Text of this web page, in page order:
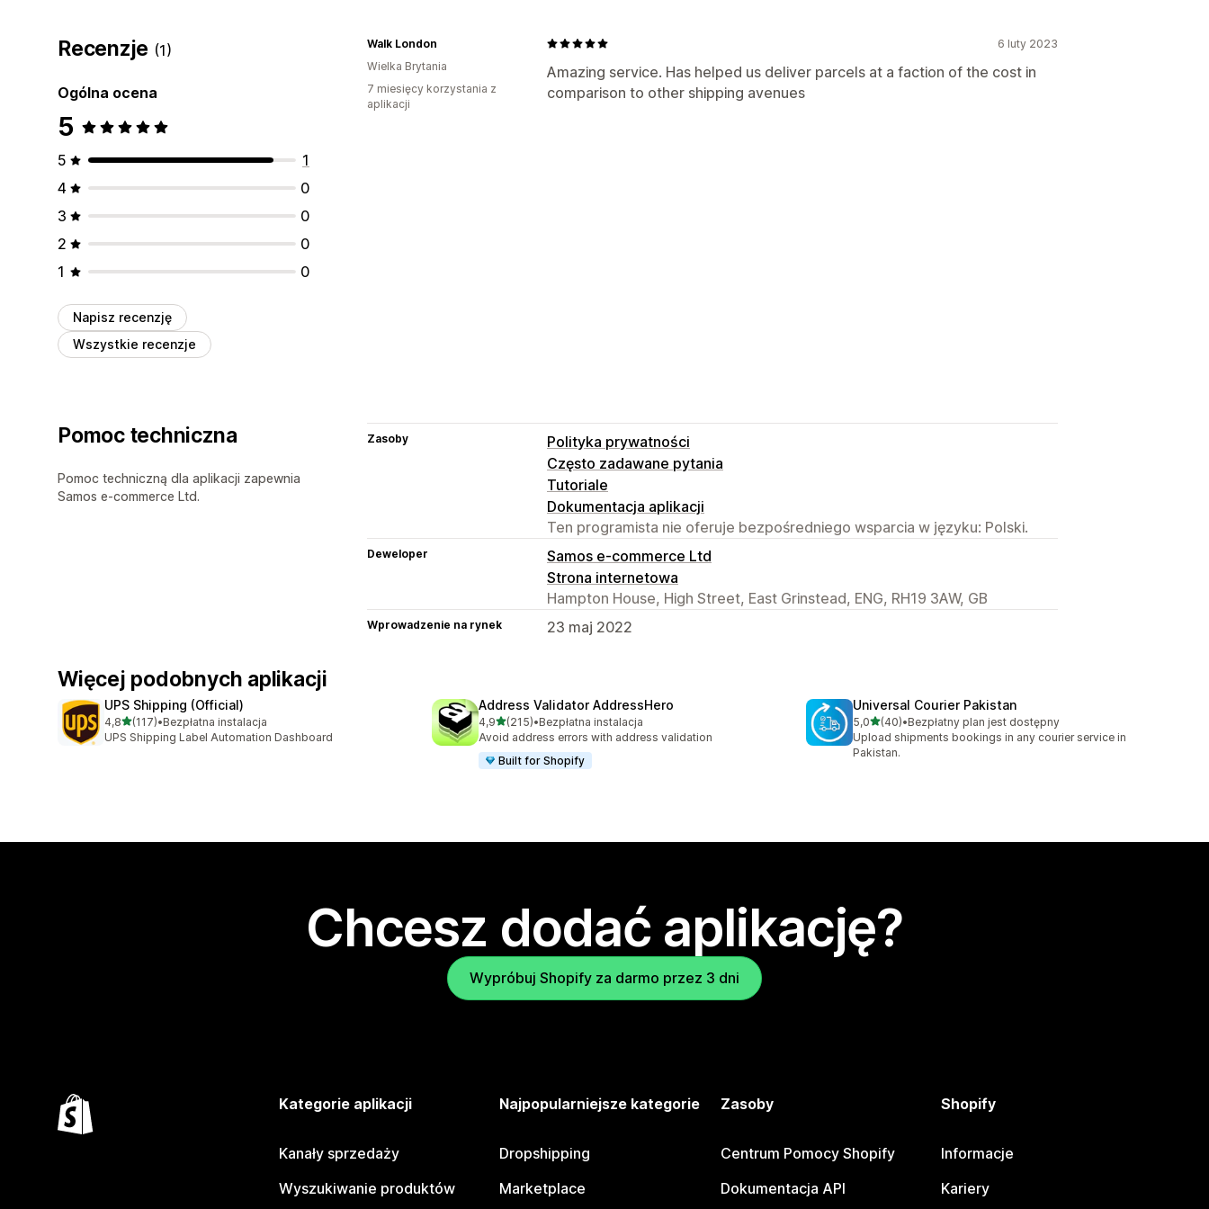
Recenzje (1)
Ogólna ocena
5
5
1
4
0
3
0
2
0
1
0
Napisz recenzję
Wszystkie recenzje
6 luty 2023
Amazing service. Has helped us deliver parcels at a faction of the cost in
comparison to other shipping avenues
Walk London
Wielka Brytania
7 miesięcy korzystania z
aplikacji
Pomoc techniczna
Pomoc techniczną dla aplikacji zapewnia
Samos e-commerce Ltd.
Zasoby
Polityka prywatności
Często zadawane pytania
Tutoriale
Dokumentacja aplikacji
Ten programista nie oferuje bezpośredniego wsparcia w języku: Polski.
Deweloper
Samos e-commerce Ltd
Strona internetowa
Hampton House, High Street, East Grinstead, ENG, RH19 3AW, GB
Wprowadzenie na rynek 23 maj 2022
Więcej podobnych aplikacji
UPS Shipping (Official)
4,8na 5 gwiazdek
(117)
Łączna liczba recenzji: 117
•Bezpłatna instalacja
UPS Shipping Label Automation Dashboard
Address Validator AddressHero
4,9na 5 gwiazdek
(215)
Łączna liczba recenzji: 215
•Bezpłatna instalacja
Avoid address errors with address validation
Built for Shopify
Universal Courier Pakistan
5,0na 5 gwiazdek
(40)
Łączna liczba recenzji: 40
•Bezpłatny plan jest dostępny
Upload shipments bookings in any courier service in
Pakistan.
Chcesz dodać aplikację?
Wypróbuj Shopify za darmo przez 3 dni
Kategorie aplikacji
Kanały sprzedaży
Wyszukiwanie produktów
Najpopularniejsze kategorie
Dropshipping
Marketplace
Zasoby
Centrum Pomocy Shopify
Dokumentacja API
Shopify
Informacje
Kariery